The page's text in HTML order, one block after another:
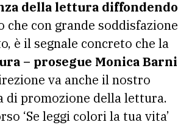
della lettura diffondendo
che con grande soddisfazione
è il segnale concreto che la
– prosegue Monica Barni
va anche il nostro
di promozione della lettura.
‘Se leggi colori la tua vita’